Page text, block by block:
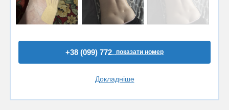
+38 (099) 772..показати номер
Докладніше